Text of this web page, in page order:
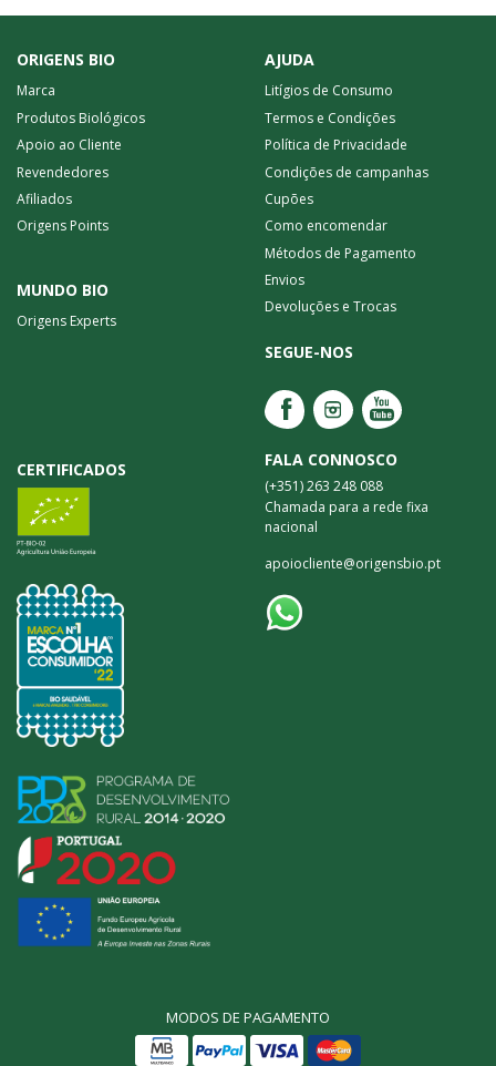
ORIGENS BIO
Marca
Produtos Biológicos
Apoio ao Cliente
Revendedores
Afiliados
Origens Points
AJUDA
Litígios de Consumo
Termos e Condições
Política de Privacidade
Condições de campanhas
Cupões
Como encomendar
Métodos de Pagamento
Envios
Devoluções e Trocas
MUNDO BIO
Origens Experts
SEGUE-NOS
FALA CONNOSCO
(+351) 263 248 088
Chamada para a rede fixa
nacional
apoiocliente@origensbio.pt
CERTIFICADOS
MODOS DE PAGAMENTO